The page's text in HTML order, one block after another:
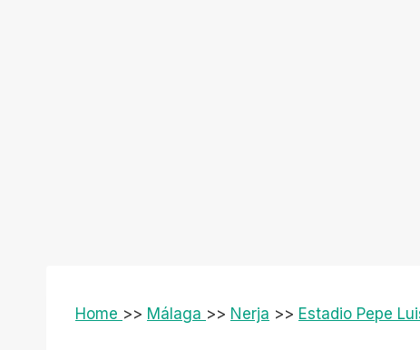
Home >> Málaga >> Nerja >> Estadio Pepe